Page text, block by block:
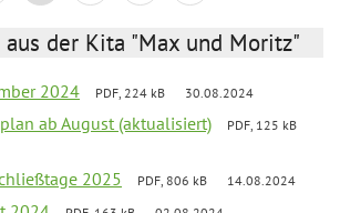
der Kita "Max und Moritz"
2024 PDF, 224 kB 30.08.2024
ab August (aktualisiert)
PDF, 125 kB
2025 PDF, 806 kB 14.08.2024